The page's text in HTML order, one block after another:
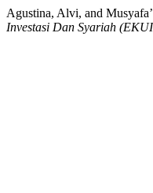
Agustina, Alvi, and
Investasi Dan Syariah